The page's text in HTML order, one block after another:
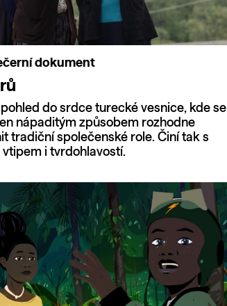
dokument
do srdce turecké vesnice, kde se
nápaditým způsobem rozhodne
tradiční společenské role. Činí tak s
vtipem i tvrdohlavostí.